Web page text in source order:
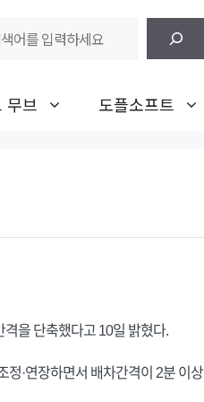
무브 도플소프트
을 단축했다고 10일 밝혔다.
·연장하면서 배차간격이 2분 이상